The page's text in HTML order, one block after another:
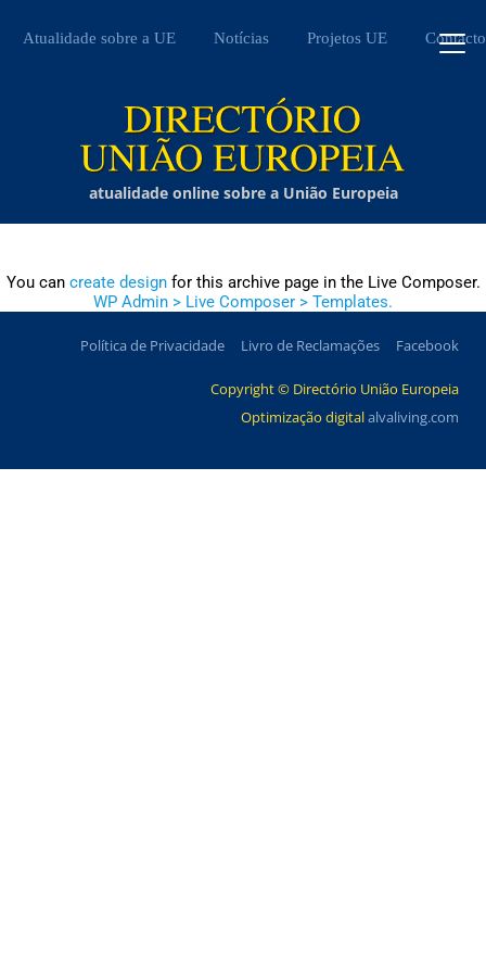
Atualidade sobre a UE Notícias Projetos UE Contacto
atualidade online sobre a União Europeia
You can create designfor this archive page in the Live Composer.
WP Admin > Live Composer > Templates.
Política de Privacidade Livro de Reclamações Facebook
Copyright © Directório União Europeia
Optimização digitalalvaliving.com